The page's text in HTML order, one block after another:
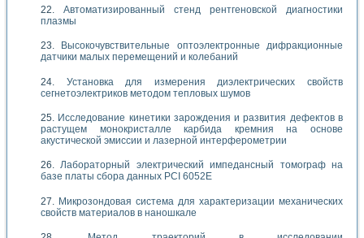
Автоматизированный стенд рентгеновской диагностики
плазмы
Высокочувствительные оптоэлектронные дифракционные
датчики малых перемещений и колебаний
Установка для измерения диэлектрических свойств
сегнетоэлектриков методом тепловых шумов
Исследование кинетики зарождения и развития дефектов в
растущем монокристалле карбида кремния на основе
акустической эмиссии и лазерной интерферометрии
Лабораторный электрический импедансный томограф на
базе платы сбора данных PCI 6052E
Микрозондовая система для характеризации механических
свойств материалов в наношкале